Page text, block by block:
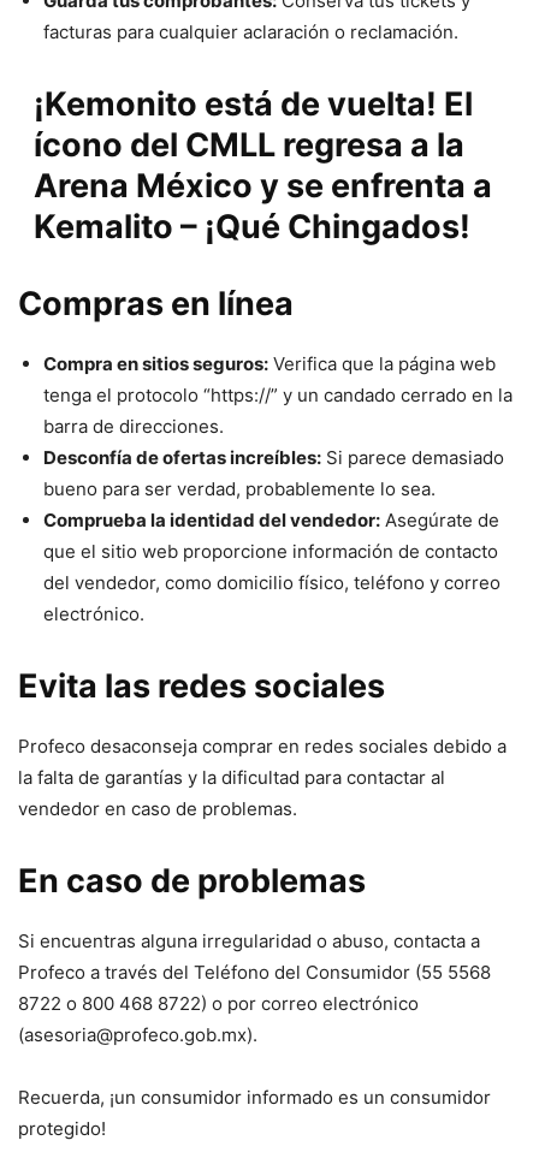
facturas para cualquier aclaración o reclamación.
¡Kemonito está de vuelta! El
ícono del CMLL regresa a la
Arena México y se enfrenta a
Kemalito – ¡Qué Chingados!
Compras en línea
Compra en sitios seguros: Verifica que la página web
tenga el protocolo “https://” y un candado cerrado en la
barra de direcciones.
Desconfía de ofertas increíbles: Si parece demasiado
bueno para ser verdad, probablemente lo sea.
Comprueba la identidad del vendedor: Asegúrate de
que el sitio web proporcione información de contacto
del vendedor, como domicilio físico, teléfono y correo
electrónico.
Evita las redes sociales
Profeco desaconseja comprar en redes sociales debido a
la falta de garantías y la dificultad para contactar al
vendedor en caso de problemas.
En caso de problemas
Si encuentras alguna irregularidad o abuso, contacta a
Profeco a través del Teléfono del Consumidor (55 5568
8722 o 800 468 8722) o por correo electrónico
(asesoria@profeco.gob.mx).
Recuerda, ¡un consumidor informado es un consumidor
protegido!